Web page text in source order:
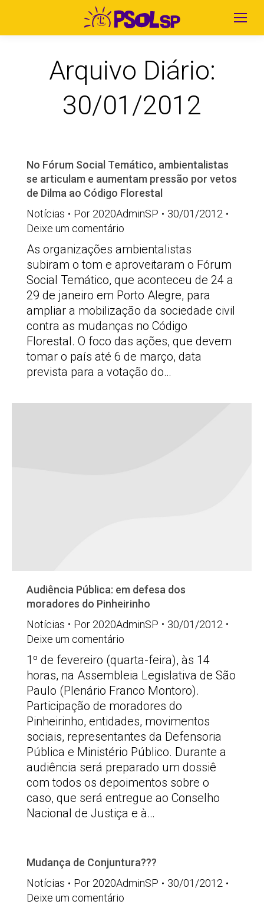
Arquivo Diário:
30/01/2012
No Fórum Social Temático, ambientalistas
se articulam e aumentam pressão por vetos
de Dilma ao Código Florestal
Notícias
Por 2020AdminSP
30/01/2012
Deixe um comentário
As organizações ambientalistas
subiram o tom e aproveitaram o Fórum
Social Temático, que aconteceu de 24 a
29 de janeiro em Porto Alegre, para
ampliar a mobilização da sociedade civil
contra as mudanças no Código
Florestal. O foco das ações, que devem
tomar o país até 6 de março, data
prevista para a votação do…
Audiência Pública: em defesa dos
moradores do Pinheirinho
Notícias
Por 2020AdminSP
30/01/2012
Deixe um comentário
1º de fevereiro (quarta-feira), às 14
horas, na Assembleia Legislativa de São
Paulo (Plenário Franco Montoro).
Participação de moradores do
Pinheirinho, entidades, movimentos
sociais, representantes da Defensoria
Pública e Ministério Público. Durante a
audiência será preparado um dossiê
com todos os depoimentos sobre o
caso, que será entregue ao Conselho
Nacional de Justiça e à…
Mudança de Conjuntura???
Notícias
Por 2020AdminSP
30/01/2012
Deixe um comentário